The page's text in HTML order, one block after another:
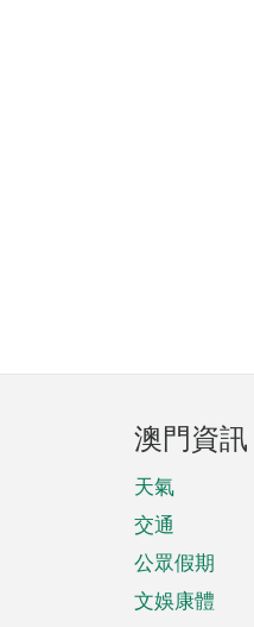
澳門資訊
天氣
交通
公眾假期
文娛康體